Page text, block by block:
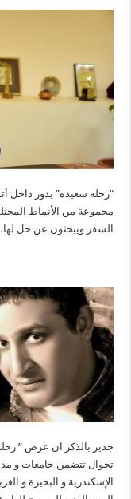
“رحلة سعيدة” يدور داخل
مجموعة من الأنماط
السفر ويبحثون عن حل
جدير بالذكر ان عرض ”
تجوال تتضمن جامعات و
الإسكندرية و البحيرة و